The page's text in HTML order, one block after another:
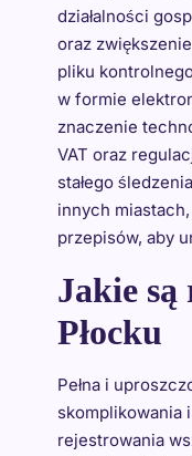
działalności
oraz
pliku
w formie
znaczenie
VAT oraz
stałego
innych
przepisów, aby
Jakie są
Płocku
Pełna i
skomplikowania
rejestrowania